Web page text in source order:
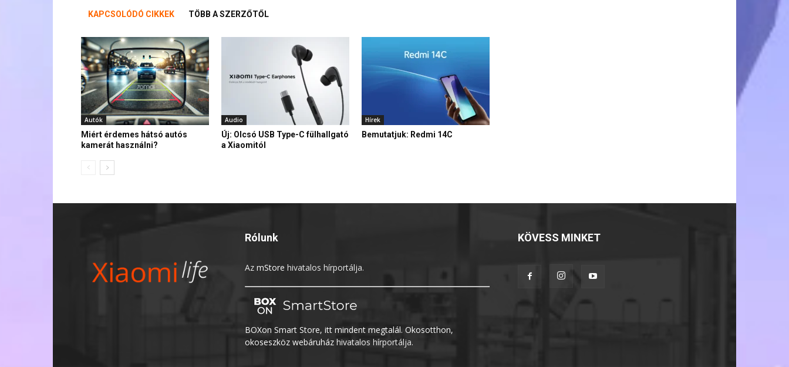
KAPCSOLÓDÓ CIKKEK TÖBB A SZERZŐTŐL
Autók
Miért érdemes hátsó autós
kamerát használni?
Audio
Új: Olcsó USB Type-C fülhallgató
a Xiaomitól
Hírek
Bemutatjuk: Redmi 14C
Rólunk
Az mStore hivatalos hírportálja.
BOXon Smart Store, itt mindent megtalál. Okosotthon,
okoseszköz webáruház hivatalos hírportálja.
KÖVESS MINKET